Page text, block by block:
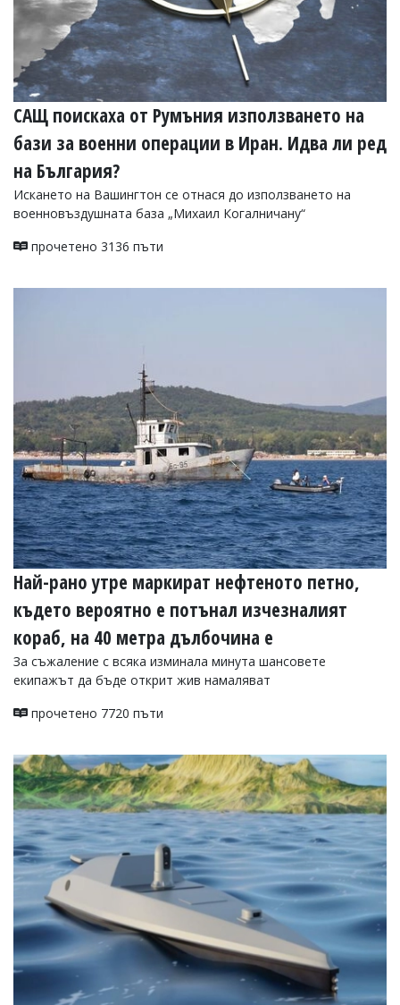
САЩ поискаха от Румъния използването на
бази за военни операции в Иран. Идва ли ред
на България?
Искането на Вашингтон се отнася до използването на
военновъздушната база „Михаил Когалничану“
прочетено 3136 пъти
Най-рано утре маркират нефтеното петно,
където вероятно е потънал изчезналият
кораб, на 40 метра дълбочина е
За съжаление с всяка изминала минута шансовете
екипажът да бъде открит жив намаляват
прочетено 7720 пъти